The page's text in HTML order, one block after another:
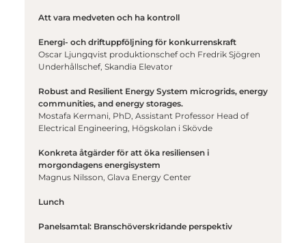
Att vara medveten och ha kontroll
Energi- och driftuppföljning för konkurrenskraft
Oscar Ljungqvist produktionschef och Fredrik Sjögren
Underhållschef, Skandia Elevator
Robust and Resilient Energy System microgrids, energy
communities, and energy storages.
Mostafa Kermani, PhD, Assistant Professor Head of
Electrical Engineering, Högskolan i Skövde
Konkreta åtgärder för att öka resiliensen i
morgondagens energisystem
Magnus Nilsson, Glava Energy Center
Lunch
Panelsamtal: Branschöverskridande perspektiv